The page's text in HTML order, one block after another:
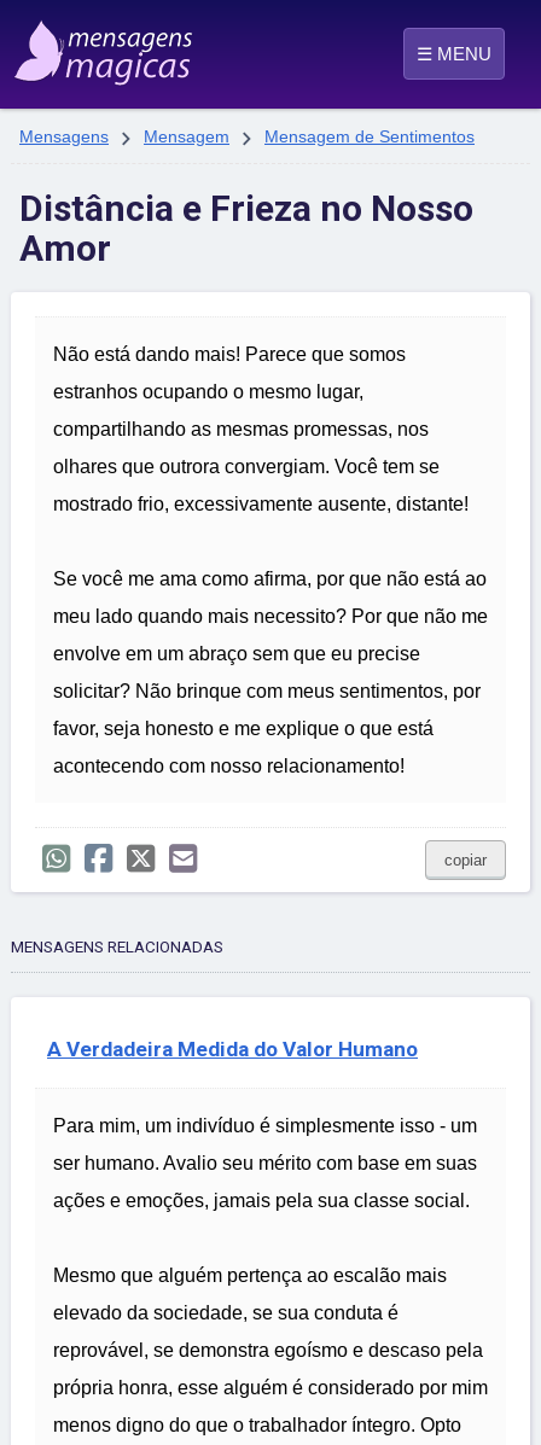
☰ MENU
Mensagens  Mensagem  Mensagem de Sentimentos
Distância e Frieza no Nosso
Amor
Não está dando mais! Parece que somos
estranhos ocupando o mesmo lugar,
compartilhando as mesmas promessas, nos
olhares que outrora convergiam. Você tem se
mostrado frio, excessivamente ausente, distante!
Se você me ama como afirma, por que não está ao
meu lado quando mais necessito? Por que não me
envolve em um abraço sem que eu precise
solicitar? Não brinque com meus sentimentos, por
favor, seja honesto e me explique o que está
acontecendo com nosso relacionamento!
copiar
MENSAGENS RELACIONADAS
A Verdadeira Medida do Valor Humano
Para mim, um indivíduo é simplesmente isso - um
ser humano. Avalio seu mérito com base em suas
ações e emoções, jamais pela sua classe social.
Mesmo que alguém pertença ao escalão mais
elevado da sociedade, se sua conduta é
reprovável, se demonstra egoísmo e descaso pela
própria honra, esse alguém é considerado por mim
menos digno do que o trabalhador íntegro. Opto